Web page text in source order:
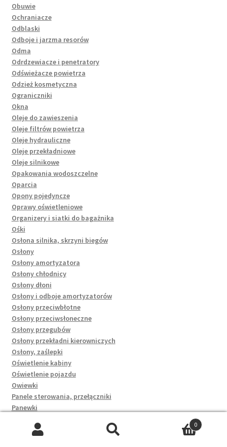
Obuwie
Ochraniacze
Odblaski
Odboje i jarzma resorów
Odma
Odrdzewiacze i penetratory
Odświeżacze powietrza
Odzież kosmetyczna
Ograniczniki
Okna
Oleje do zawieszenia
Oleje filtrów powietrza
Oleje hydrauliczne
Oleje przekładniowe
Oleje silnikowe
Opakowania wodoszczelne
Oparcia
Opony pojedyncze
Oprawy oświetleniowe
Organizery i siatki do bagażnika
Ośki
Osłona silnika, skrzyni biegów
Osłony
Osłony amortyzatora
Osłony chłodnicy
Osłony dłoni
Osłony i odboje amortyzatorów
Osłony przeciwbłotne
Osłony przeciwsłoneczne
Osłony przegubów
Osłony przekładni kierowniczych
Osłony, zaślepki
Oświetlenie kabiny
Oświetlenie pojazdu
Owiewki
Panele sterowania, przełączniki
Panewki
0